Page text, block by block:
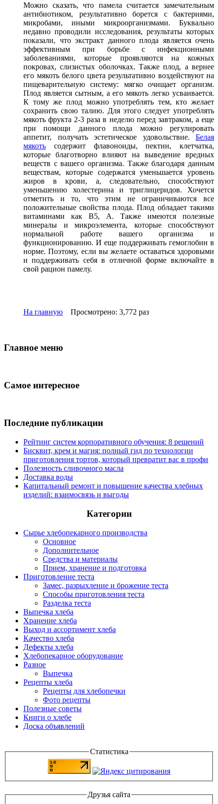
Можно сказать, что памела считается замечательным
антибиотиком, результативно борется с бактериями,
микробами, иными микроорганизмами. Буквально
недавно проводили исследования, результаты которых
показали, что экстракт данного плода является очень
эффективным при борьбе с инфекционными
заболеваниями, которые проявляются на кожных
покровах, слизистых оболочках. Также плод, а вернее
его мякоть белого цвета результативно воздействуют на
пищеварительную систему: мягко очищает организм.
Плод является сытным, а его мякоть легко усваивается.
К тому же плод можно употреблять тем, кто желает
сохранить свою талию. Для этого следует употреблять
мякоть фрукта 2-3 раза в неделю перед завтраком, а еще
при помощи данного плода можно регулировать
аппетит, получать эстетическое удовольствие. Белая
мякоть содержит флавоноиды, пектин, клетчатка,
которые благотворно влияют на выведение вредных
веществ с вашего организма. Также благодаря данным
веществам, которые содержатся уменьшается уровень
жиров в крови, а, следовательно, способствуют
уменьшению холестерина и триглицеридов. Хочется
отметить и то, что этим не ограничиваются все
положительные свойства плода. Плод обладает такими
витаминами как В5, А. Также имеются полезные
минералы и микроэлемента, которые способствуют
нормальной работе вашего организма и
функционированию. И еще поддерживать гемоглобин в
норме. Поэтому, если вы желаете оставаться здоровыми
и поддерживать себя в отличной форме включайте в
свой рацион памелу.
На главную Просмотрено: 3,772 раз
Главное меню
Самое интересное
Последние публикации
Рейтинг систем корпоративного обучения: 8 решений
Бисквит, крем и магия: полный гид по технологии
приготовления тортов, который превратит вас в профи
Полезность сливочного масла
Доставка воды
Капитальный ремонт и повышение качества хлебных
изделий: взаимосвязь и выгоды
Категории
Сырье хлебопекарного производства
Основное
Дополнительное
Средства и материалы
Прием, хранение и подготовка
Приготовление теста
Замес, разрыхление и брожение теста
Способы приготовления теста
Разделка теста
Выпечка хлеба
Хранение хлеба
Выход и ассортимент хлеба
Качество хлеба
Дефекты хлеба
Хлебопекарное оборудование
Разное
Выпечка
Рецепты хлеба
Рецепты для хлебопечки
Фото рецепты
Полезные советы
Книги о хлебе
Доска объявлений
Статистика
Друзья сайта